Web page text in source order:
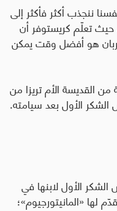
ننجذب أكثر فأكثر إلى
حيث تعلّم كريستوفر أن
هو أفضل وقت يمكن
القديسة الأم تريزا من
الشكر الأول بعد سيامته.
الأول لابنها في
قدّم لها «المانيتورجيوم»؛